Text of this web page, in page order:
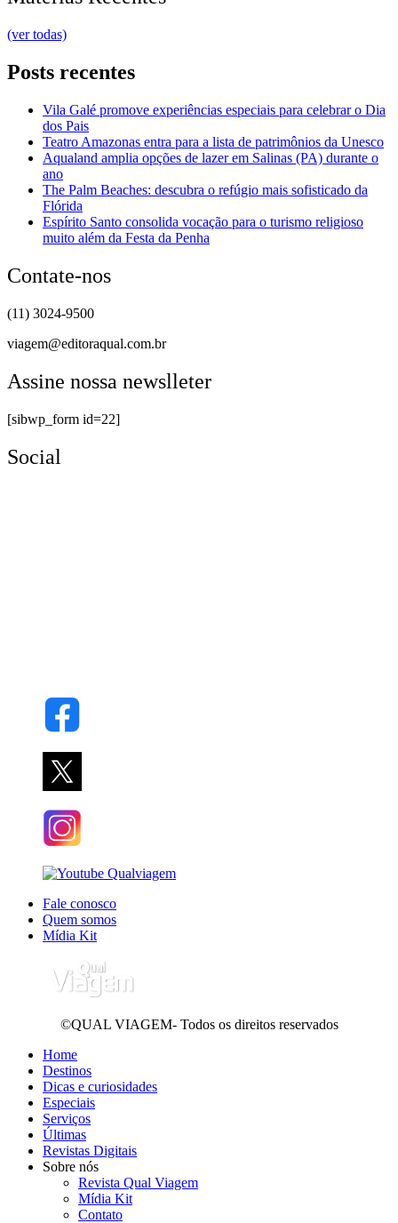
(ver todas)
Posts recentes
Vila Galé promove experiências especiais para celebrar o Dia
dos Pais
Teatro Amazonas entra para a lista de patrimônios da Unesco
Aqualand amplia opções de lazer em Salinas (PA) durante o
ano
The Palm Beaches: descubra o refúgio mais sofisticado da
Flórida
Espírito Santo consolida vocação para o turismo religioso
muito além da Festa da Penha
Contate-nos
(11) 3024-9500
viagem@editoraqual.com.br
Assine nossa newslleter
[sibwp_form id=22]
Social
Fale conosco
Quem somos
Mídia Kit
©QUAL VIAGEM- Todos os direitos reservados
Home
Destinos
Dicas e curiosidades
Especiais
Serviços
Últimas
Revistas Digitais
Sobre nós
Revista Qual Viagem
Mídia Kit
Contato